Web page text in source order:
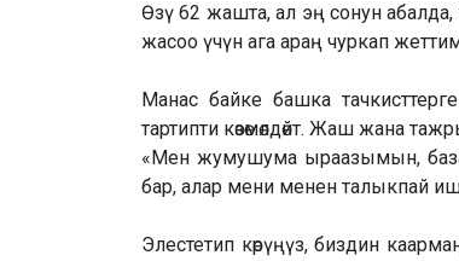
Өзү 62 жашта, ал эң сонун
жасоо үчүн ага араң чуркап
Манас байке башка
тартипти көзөмөлдөйт. Жаш жана
«Мен жумушума ыраазымын,
бар, алар мени менен талыкпай
Элестетип көрүңүз, биздин